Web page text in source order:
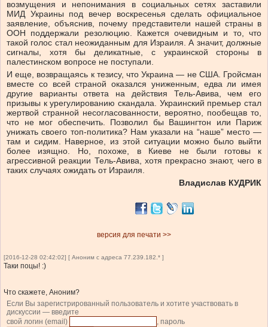
возмущения и непонимания в социальных сетях заставили
МИД Украины под вечер воскресенья сделать официальное
заявление, объяснив, почему представители нашей страны в
ООН поддержали резолюцию. Кажется очевидным и то, что
такой голос стал неожиданным для Израиля. А значит, должные
сигналы, хотя бы деликатные, с украинской стороны в
палестинском вопросе не поступали.
И еще, возвращаясь к тезису, что Украина — не США. Гройсман
вместе со всей страной оказался униженным, едва ли имея
другие варианты ответа на действия Тель-Авива, чем его
призывы к урегулированию скандала. Украинский премьер стал
жертвой странной несогласованности, вероятно, пообещав то,
что не мог обеспечить. Позволил бы Вашингтон или Париж
унижать своего топ-политика? Нам указали на “наше” место —
там и сидим. Наверное, из этой ситуации можно было выйти
более изящно. Но, похоже, в Киеве не были готовы к
агрессивной реакции Тель-Авива, хотя прекрасно знают, чего в
таких случаях ожидать от Израиля.
Владислав КУДРИК
версия для печати >>
[2016-12-28 02:42:02] [ Аноним с адреса 77.239.182.* ]
Таки поцы! :)
Что скажете, Аноним?
Если Вы зарегистрированный пользователь и хотите участвовать в
дискуссии — введите
свой логин (email)
, пароль